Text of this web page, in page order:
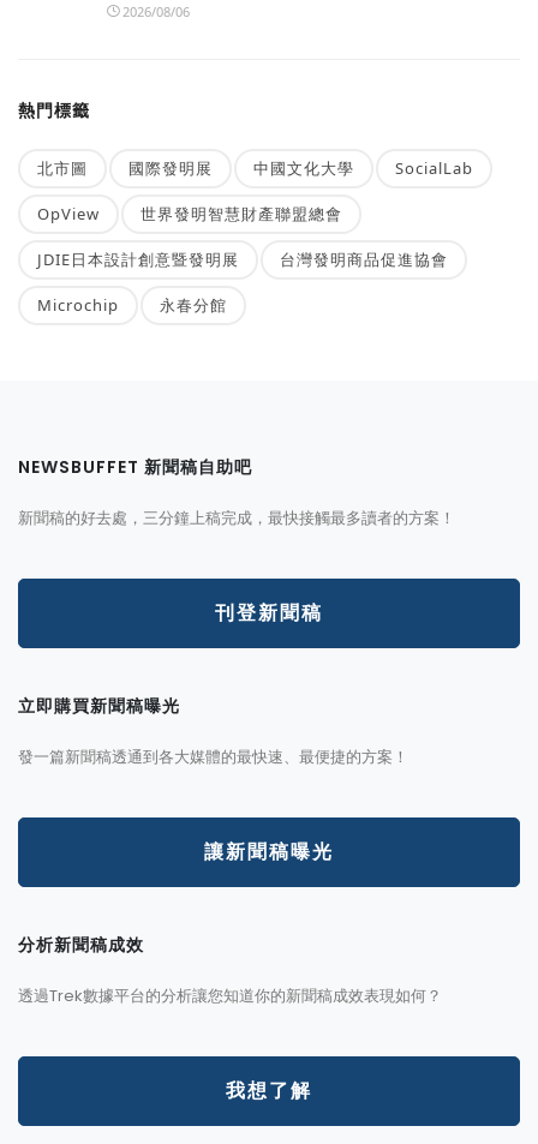
2026/08/06
熱門標籤
北市圖 國際發明展 中國文化大學 SocialLab
OpView 世界發明智慧財產聯盟總會
JDIE日本設計創意暨發明展 台灣發明商品促進協會
Microchip 永春分館
NEWSBUFFET 新聞稿自助吧
新聞稿的好去處，三分鐘上稿完成，最快接觸最多讀者的方案！
刊登新聞稿
立即購買新聞稿曝光
發一篇新聞稿透通到各大媒體的最快速、最便捷的方案！
讓新聞稿曝光
分析新聞稿成效
透過Trek數據平台的分析讓您知道你的新聞稿成效表現如何？
我想了解